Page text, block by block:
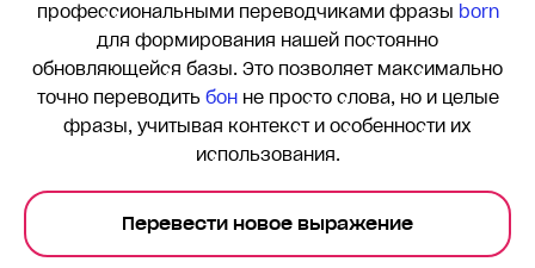
профессиональными переводчиками фразы born
для формирования нашей постоянно
обновляющейся базы. Это позволяет максимально
точно переводить бонне просто слова, но и целые
фразы, учитывая контекст и особенности их
использования.
Перевести новое выражение